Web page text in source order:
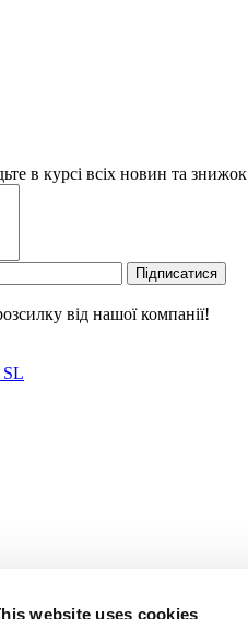
website uses cookies
в курсі всіх новин та знижок
Підписатися
від нашої компанії!